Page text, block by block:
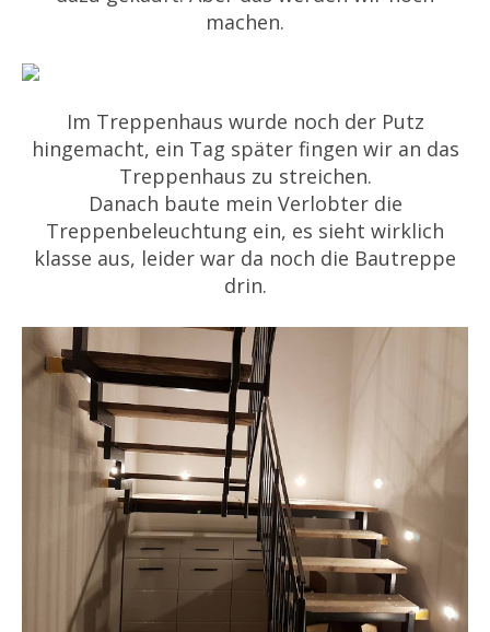
machen.
Im Treppenhaus wurde noch der Putz
hingemacht, ein Tag später fingen wir an das
Treppenhaus zu streichen.
Danach baute mein Verlobter die
Treppenbeleuchtung ein, es sieht wirklich
klasse aus, leider war da noch die Bautreppe
drin.